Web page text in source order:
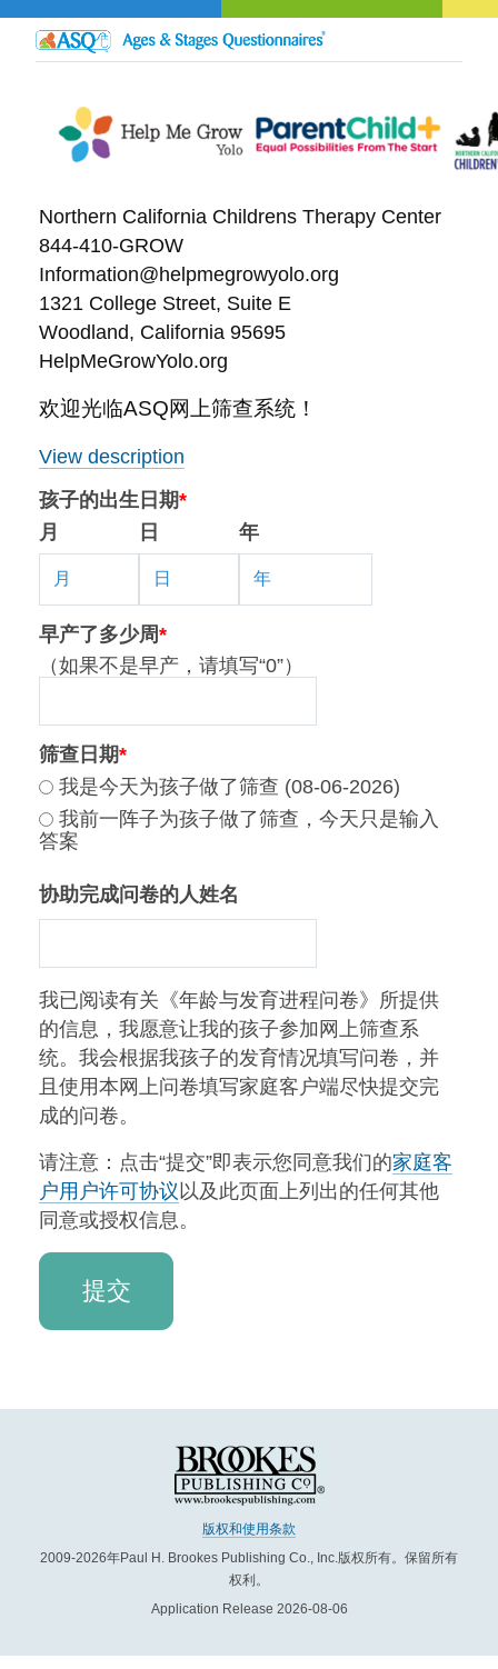
Northern California Childrens Therapy Center
844-410-GROW
Information@helpmegrowyolo.org
1321 College Street, Suite E
Woodland, California 95695
HelpMeGrowYolo.org
欢迎光临ASQ网上筛查系统！
View description
孩子的出生日期*
月
日 年
早产了多少周*
（如果不是早产，请填写“0”）
筛查日期*
我是今天为孩子做了筛查 (08-06-2026)
我前一阵子为孩子做了筛查，今天只是输入
答案
协助完成问卷的人姓名
我已阅读有关《年龄与发育进程问卷》所提供
的信息，我愿意让我的孩子参加网上筛查系
统。我会根据我孩子的发育情况填写问卷，并
且使用本网上问卷填写家庭客户端尽快提交完
成的问卷。
请注意：点击“提交”即表示您同意我们的家庭客
户用户许可协议 以及此页面上列出的任何其他
同意或授权信息。
版权和使用条款
2009-2026年Paul H. Brookes Publishing Co., Inc.版权所有。保留所有
权利。
Application Release 2026-08-06